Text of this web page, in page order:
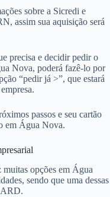
sobre a Sicredi e
assim sua aquisição será
precisa e decidir pedir o
Nova, poderá fazê-lo por
“pedir já >”, que estará
passos e seu cartão
em Água Nova.
muitas opções em Água
sendo que uma dessas